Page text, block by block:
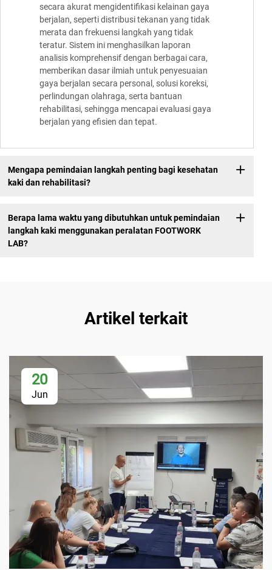
secara akurat mengidentifikasi kelainan gaya
berjalan, seperti distribusi tekanan yang tidak
merata dan frekuensi langkah yang tidak
teratur. Sistem ini menghasilkan laporan
analisis komprehensif dengan berbagai cara,
memberikan dasar ilmiah untuk penyesuaian
gaya berjalan secara personal, solusi koreksi,
perlindungan olahraga, serta bantuan
rehabilitasi, sehingga mencapai evaluasi gaya
berjalan yang efisien dan tepat.
Mengapa pemindaian langkah penting bagi kesehatan
kaki dan rehabilitasi?
Berapa lama waktu yang dibutuhkan untuk pemindaian
langkah kaki menggunakan peralatan FOOTWORK
LAB?
Artikel terkait
20
Jun